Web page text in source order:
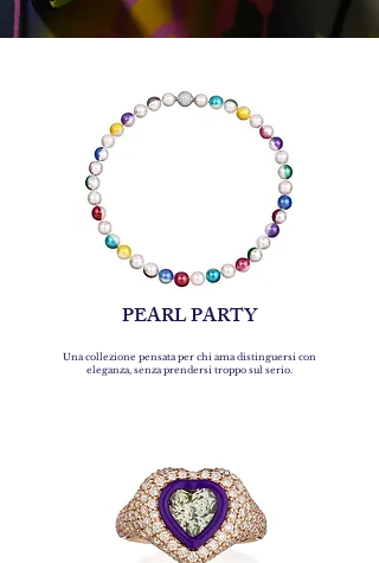
PEARL PARTY
Una collezione pensata per chi ama distinguersi con
eleganza, senza prendersi troppo sul serio.